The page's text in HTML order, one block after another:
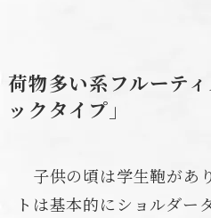
荷物多い系フルーテ
ックタイプ」
子供の頃は学生鞄があ
トは基本的にショルダー